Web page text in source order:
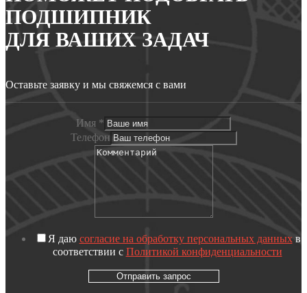
ПОДШИПНИК
ДЛЯ ВАШИХ ЗАДАЧ
Оставьте заявку и мы свяжемся с вами
Имя *
Телефон
Я даю согласие на обработку персональных данныхв
соответствии с Политикой конфиденциальности
Отправить запрос